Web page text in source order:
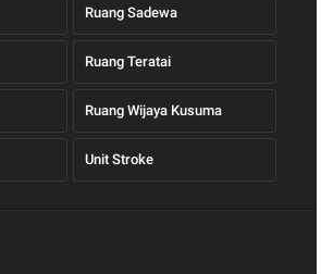
Ruang Sadewa
Ruang Teratai
Ruang Wijaya Kusuma
Unit Stroke